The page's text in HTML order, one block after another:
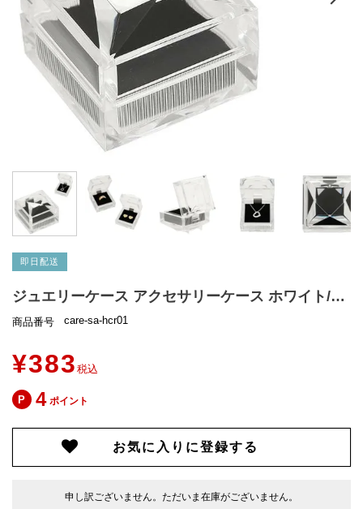
即日配送
ジュエリーケース アクセサリーケース ホワイト/クリスタル
商品番号 care-sa-hcr01
¥383 税込
4 ポイント
お気に入りに登録する
申し訳ございません。ただいま在庫がございません。